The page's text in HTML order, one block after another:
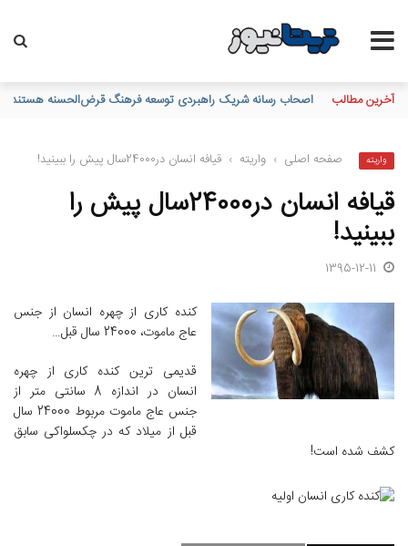
آخرین مطالب مدیرعامل بانک سپه فرارسیدن روز خبرنگار را به اصحاب رسانه و
واریته صفحه اصلی › واریته › قیافه انسان در24000سال پیش را ببینید!
قیافه انسان در24000سال پیش را
ببینید!
1395-12-11
کنده کاری از چهره انسان از جنس
عاج ماموت، 24000 سال قبل…
قدیمى ترین کنده کاری از چهره
انسان در اندازه 8 سانتی متر از
جنس عاج ماموت مربوط 24000 سال
قبل از میلاد که در چکسلواکی سابق
کشف شده است!